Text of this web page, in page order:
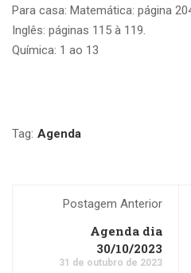
Para casa: Matemática: página
Inglês: páginas 115 à 119.
Química: 1 ao 13
Tag: Agenda
Postagem Anterior
Agenda dia
30/10/2023
31 de outubro de 2023